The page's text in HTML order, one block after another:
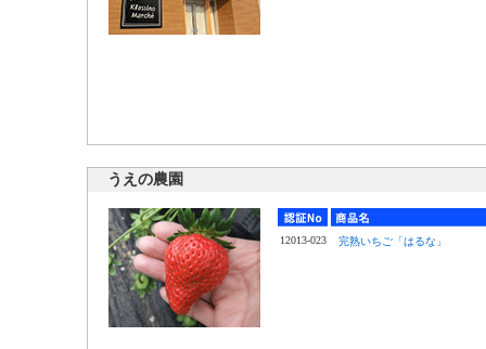
うえの農園
12013-023 完熟いちご「はるな」